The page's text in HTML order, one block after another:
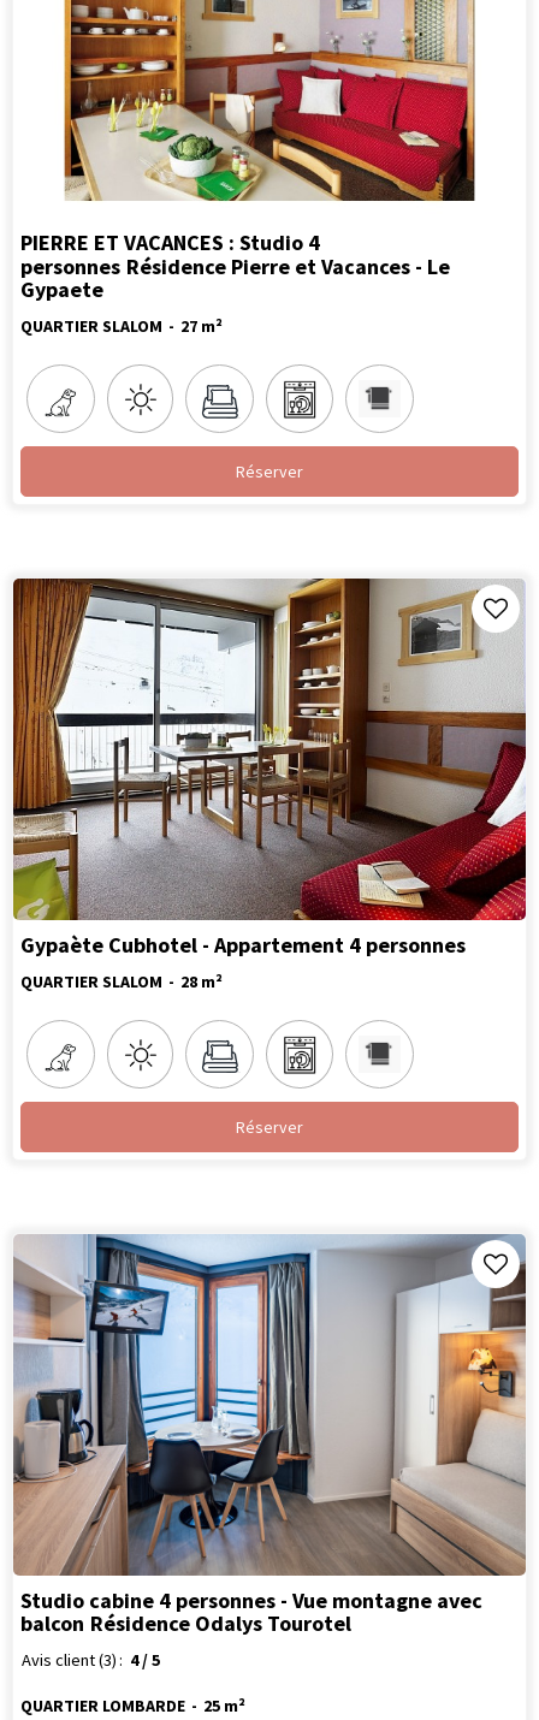
PIERRE ET VACANCES : Studio 4
personnes Résidence Pierre et Vacances - Le
Gypaete
QUARTIER SLALOM 27 m²
Réserver
Gypaète Cubhotel - Appartement 4 personnes
QUARTIER SLALOM 28 m²
Réserver
Studio cabine 4 personnes - Vue montagne avec
balcon Résidence Odalys Tourotel
Avis client(3) 4 / 5
QUARTIER LOMBARDE 25 m²